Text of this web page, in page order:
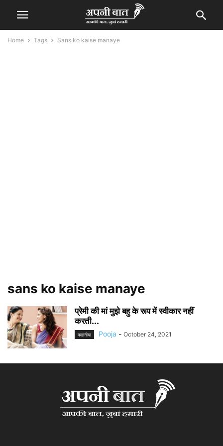
Home Tags Sans ko kaise manaye
sans ko kaise manaye
प्रेमी की मां मुझे बहु के रूप में स्वीकार नहीं
करती...
कहानीया Pooja - October 24, 2021